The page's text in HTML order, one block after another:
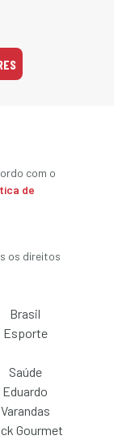
com o
de
os direitos
Brasil
Esporte
Saúde
Eduardo
Varandas
Gourmet